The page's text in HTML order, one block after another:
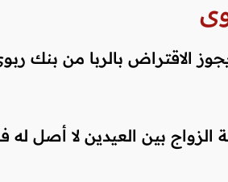
الاقتراض بالربا من بنك
الزواج بين العيدين لا أصل له